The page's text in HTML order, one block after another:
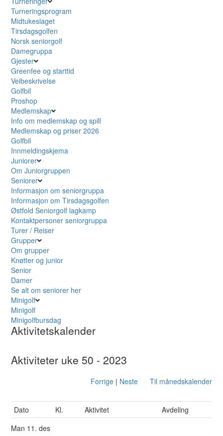
Turneringsprogram
Midtukeslaget
Tirsdagsgolfen
Norsk seniorgolf
Damegruppa
Gjester
Greenfee og starttid
Veibeskrivelse
Golfbil
Proshop
Medlemskap
Info om medlemskap og spill
Medlemskap og priser 2026
Golfbil
Innmeldingskjema
Juniorer
Om Juniorgruppen
Seniorer
Informasjon om seniorgruppa
Informasjon om Tirsdagsgolfen
Østfold Seniorgolf lagkamp
Kontaktpersoner seniorgruppa
Turer / Reiser
Grupper
Om grupper
Knøtter og junior
Senior
Damer
Se alt om seniorer her
Minigolf
Minigolf
Minigolfbursdag
Aktivitetskalender
Aktiviteter uke 50 - 2023
Forrige| Neste Til månedskalender
Dato Kl. Aktivitet
Avdeling
Man 11. des